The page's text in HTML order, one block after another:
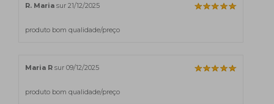
R. Maria sur 21/12/2025
produto bom qualidade/preço
Maria R sur 09/12/2025
produto bom qualidade/preço